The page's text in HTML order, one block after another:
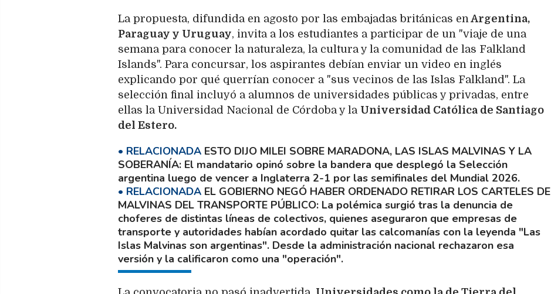
La propuesta, difundida en agosto por las embajadas británicas en Argentina,
Paraguay y Uruguay, invita a los estudiantes a participar de un "viaje de una
semana para conocer la naturaleza, la cultura y la comunidad de las Falkland
Islands". Para concursar, los aspirantes debían enviar un video en inglés
explicando por qué querrían conocer a "sus vecinos de las Islas Falkland". La
selección final incluyó a alumnos de universidades públicas y privadas, entre
ellas la Universidad Nacional de Córdoba y la Universidad Católica de Santiago
del Estero.
ESTO DIJO MILEI SOBRE MARADONA, LAS ISLAS MALVINAS Y LA
SOBERANÍA El mandatario opinó sobre la bandera que desplegó la Selección
argentina luego de vencer a Inglaterra 2-1 por las semifinales del Mundial 2026.
EL GOBIERNO NEGÓ HABER ORDENADO RETIRAR LOS CARTELES DE
MALVINAS DEL TRANSPORTE PÚBLICO La polémica surgió tras la denuncia de
choferes de distintas líneas de colectivos, quienes aseguraron que empresas de
transporte y autoridades habían acordado quitar las calcomanías con la leyenda "Las
Islas Malvinas son argentinas". Desde la administración nacional rechazaron esa
versión y la calificaron como una "operación".